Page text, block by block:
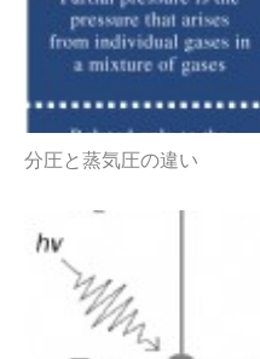
分圧と蒸気圧の違い